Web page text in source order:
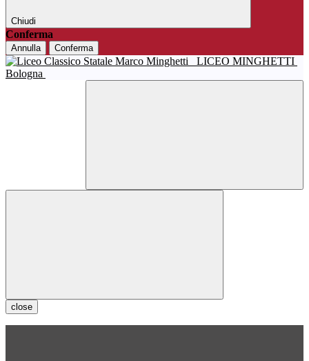
Chiudi
Conferma
Annulla Conferma
LICEO MINGHETTI
Bologna
close